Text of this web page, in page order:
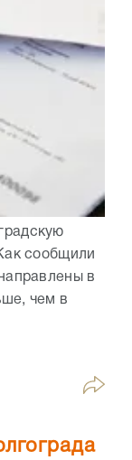
сообщили
в
чем в